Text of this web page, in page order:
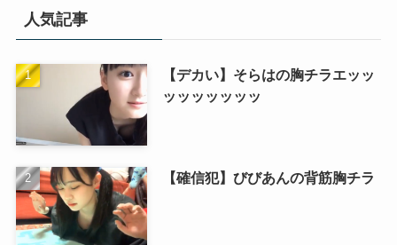
人気記事
【デカい】そらはの胸チラエッッ
ッッッッッッッ
【確信犯】びびあんの背筋胸チラ